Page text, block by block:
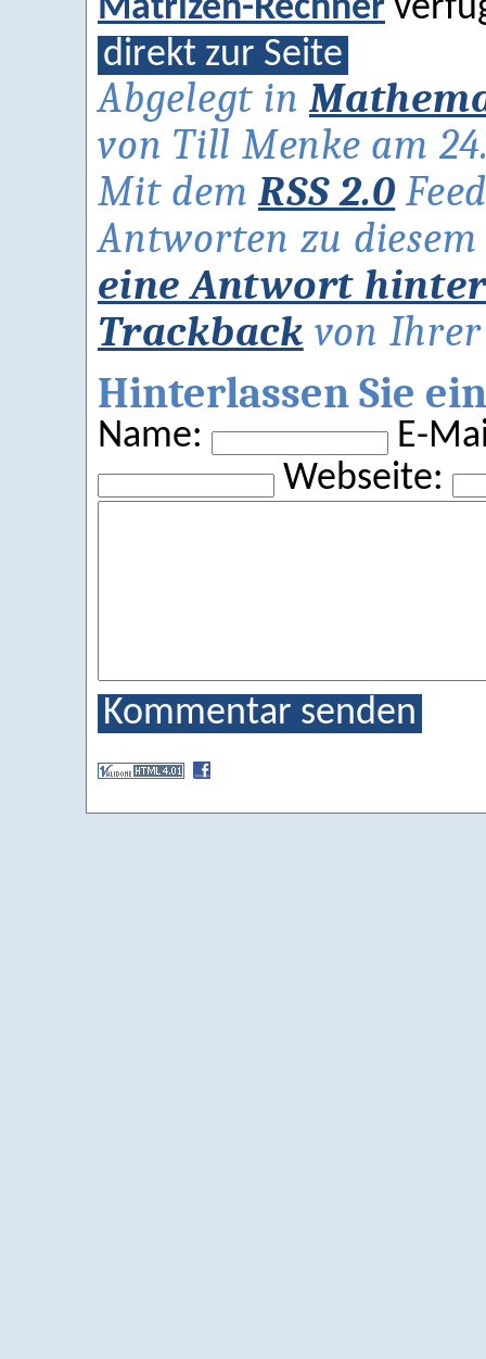
Matrizen-Rechner
direkt zur Seite
Abgelegt in
von Till Menke am
Mit demRSS 2.0
Antworten zu
eine Antwort
Trackback von Ihrer
Hinterlassen Sie
Name:
E-
Webseite:
Kommentar senden